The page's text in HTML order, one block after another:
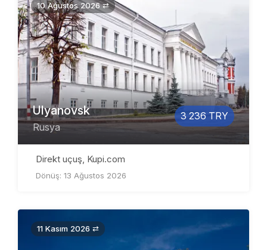
10 Ağustos 2026 ⇄
Ulyanovsk
Rusya
3 236 TRY
Direkt uçuş, Kupi.com
Dönüş: 13 Ağustos 2026
11 Kasım 2026 ⇄